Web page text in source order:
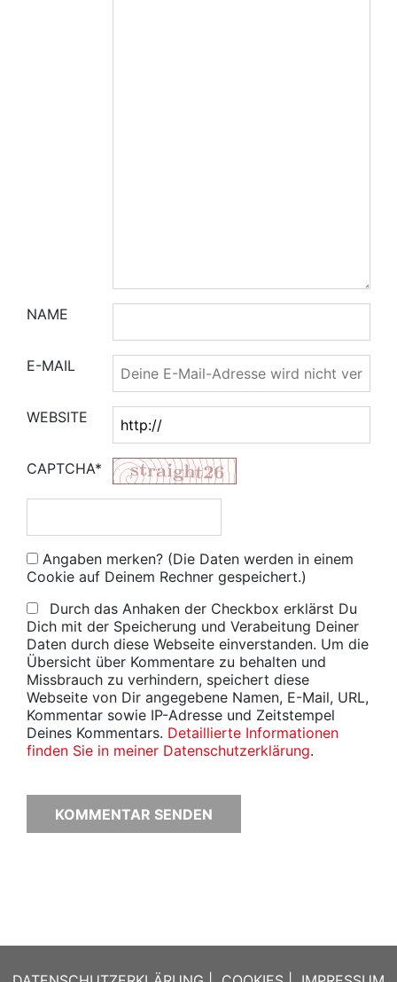
NAME
E-MAIL
WEBSITE
CAPTCHA*
Angaben merken? (Die Daten werden in einem
Cookie auf Deinem Rechner gespeichert.)
Durch das Anhaken der Checkbox erklärst Du
Dich mit der Speicherung und Verabeitung Deiner
Daten durch diese Webseite einverstanden. Um die
Übersicht über Kommentare zu behalten und
Missbrauch zu verhindern, speichert diese
Webseite von Dir angegebene Namen, E-Mail, URL,
Kommentar sowie IP-Adresse und Zeitstempel
Deines Kommentars. Detaillierte Informationen
finden Sie in meiner Datenschutzerklärung.